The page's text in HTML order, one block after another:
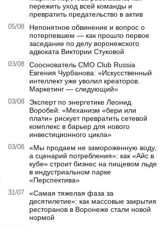
пережить уход всей команды и
превратить предательство в актив
05/08
Непонятное обвинение и вопрос о
потерпевшем — как прошло первое
заседание по делу воронежского
адвоката Виктории Стуковой
03/08
Сооснователь CMO Club Russia
Евгения Чурбанова: «Искусственный
интеллект уже уволил креаторов.
Маркетинг — следующий»
03/08
Эксперт по энергетике Леонид
Воробей: «Механизм «бери или
плати» рискует превратить сетевой
комплекс в барьер для нового
инвестиционного цикла»
03/08
«Мы продаем не замороженную воду,
а сценарий потребления»: как «Айс в
кубе» строит бизнес на пищевом льде
в индустриальном парке
«Перспектива»
31/07
«Самая тяжелая фаза за
десятилетие»: как массовые закрытия
ресторанов в Воронеже стали новой
нормой